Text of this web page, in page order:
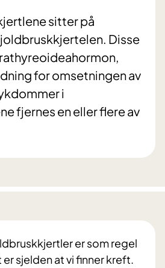
sitter på
Disse
for omsetningen av
i
fjernes en eller flere av
er som regel
sjelden at vi finner kreft.